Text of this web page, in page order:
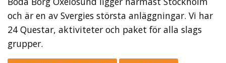
och är en av Svergies största anläggningar. Vi har
24 Questar, aktiviteter och paket för alla slags
grupper.